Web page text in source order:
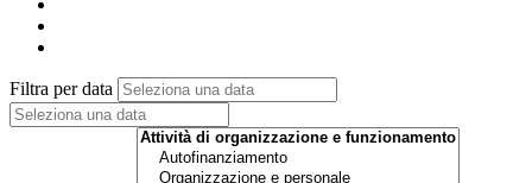
Filtra per data